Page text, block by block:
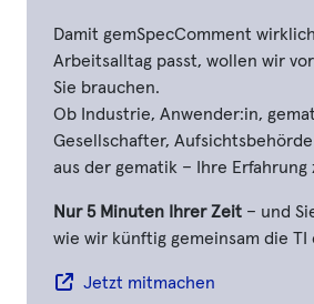
Damit gemSpecComment
Arbeitsalltag passt, wollen wir
Sie brauchen.
Ob Industrie, Anwender:in,
Gesellschafter,
aus der gematik – Ihre Erfahrung
Nur 5 Minuten Ihrer Zeit – und
wie wir künftig gemeinsam die TI
Jetzt mitmachen